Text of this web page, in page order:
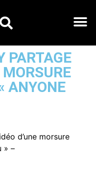
PARTAGE
MORSURE
ANYONE
d’une morsure
» –